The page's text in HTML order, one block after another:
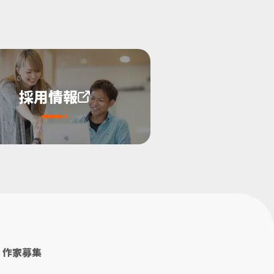
採用情報
作家募集